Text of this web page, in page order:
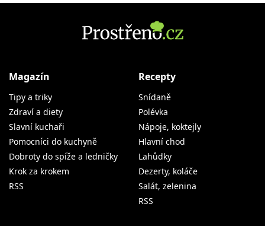
Magazín
Tipy a triky
Zdraví a diety
Slavní kuchaři
Pomocníci do kuchyně
Dobroty do spíže a ledničky
Krok za krokem
RSS
Recepty
Snídaně
Polévka
Nápoje, koktejly
Hlavní chod
Lahůdky
Dezerty, koláče
Salát, zelenina
RSS